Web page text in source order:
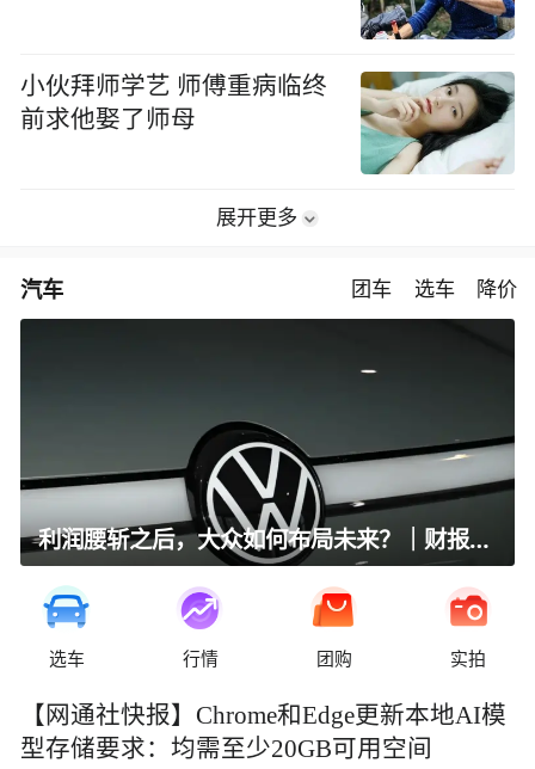
小伙拜师学艺 师傅重病临终
前求他娶了师母
展开更多
汽车 团车 选车 降价
利润腰斩之后，大众如何布局未来？｜财报全视角
选车 行情 团购 实拍
【网通社快报】Chrome和Edge更新本地AI模
型存储要求：均需至少20GB可用空间